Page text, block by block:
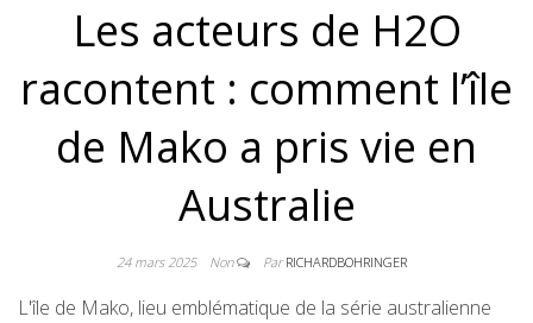
Les acteurs de H2O
racontent : comment l’île
de Mako a pris vie en
Australie
24 mars 2025 Non ParRICHARDBOHRINGER
L'île de Mako, lieu emblématique de la série australienne